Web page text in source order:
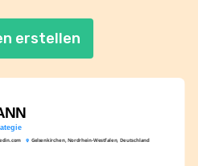
Gelsenkirchen, Nordrhein-Westfalen, Deutschland
Management-Team
erstellen